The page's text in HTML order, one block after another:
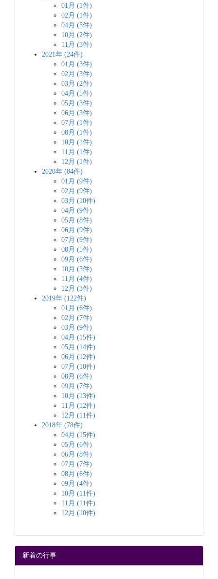
01月 (1件)
02月 (1件)
04月 (5件)
10月 (2件)
11月 (3件)
2021年 (24件)
01月 (3件)
02月 (3件)
03月 (2件)
04月 (5件)
05月 (3件)
06月 (3件)
07月 (1件)
08月 (1件)
10月 (1件)
11月 (1件)
12月 (1件)
2020年 (84件)
01月 (9件)
02月 (9件)
03月 (10件)
04月 (9件)
05月 (8件)
06月 (9件)
07月 (9件)
08月 (5件)
09月 (6件)
10月 (3件)
11月 (4件)
12月 (3件)
2019年 (122件)
01月 (6件)
02月 (7件)
03月 (9件)
04月 (15件)
05月 (14件)
06月 (12件)
07月 (10件)
08月 (6件)
09月 (7件)
10月 (13件)
11月 (12件)
12月 (11件)
2018年 (78件)
04月 (15件)
05月 (6件)
06月 (8件)
07月 (7件)
08月 (6件)
09月 (4件)
10月 (11件)
11月 (11件)
12月 (10件)
新着の行事